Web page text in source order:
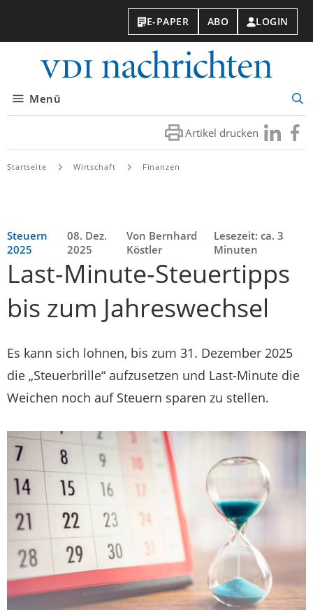
E-PAPER ABO LOGIN
Menü
Artikel drucken Besuchen
Sie
Sie
Startseite Wirtschaft Finanzen
Steuern
2025
08. Dez.
2025
Von Bernhard
Köstler
Lesezeit: ca. 3
Minuten
Last-Minute-Steuertipps
bis zum Jahreswechsel
Es kann sich lohnen, bis zum 31. Dezember 2025
die „Steuerbrille“ aufzusetzen und Last-Minute die
Weichen noch auf Steuern sparen zu stellen.